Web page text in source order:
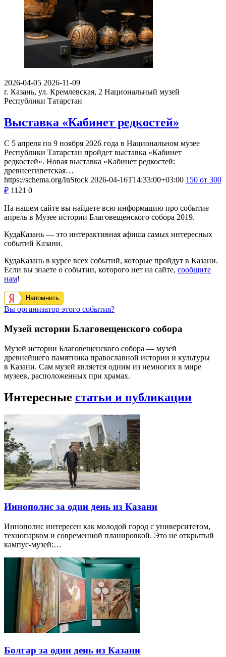
2026-04-05 2026-11-09
г. Казань, ул. Кремлевская, 2 Национальный музей
Республики Татарстан
Выставка «Кабинет редкостей»
С 5 апреля по 9 ноября 2026 года в Национальном музее
Республики Татарстан пройдет выставка «Кабинет
редкостей». Новая выставка «Кабинет редкостей:
древнеегипетская…
https://schema.org/InStock 2026-04-16T14:33:00+03:00 150 от 300
₽ 1121 0
На нашем сайте вы найдете всю информацию про событие
апрель в Музее истории Благовещенского собора 2019.
КудаКазань — это интерактивная афиша самых интересных
событий Казани.
КудаКазань в курсе всех событий, которые пройдут в Казани.
Если вы знаете о событии, которого нет на сайте, сообщите
нам!
Напомнить
Вы организатор этого события?
Музей истории Благовещенского собора
Музей истории Благовещенского собора — музей
древнейшего памятника православной истории и культуры
в Казани. Сам музей является одним из немногих в мире
музеев, расположенных при храмах.
Интересные статьи и публикации
Иннополис за один день из Казани
Иннополис интересен как молодой город с университетом,
технопарком и современной планировкой. Это не открытый
кампус-музей:…
Болгар за один день из Казани